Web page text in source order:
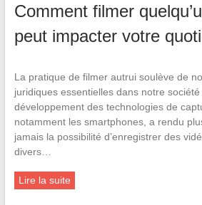
Comment filmer
peut impacter votre
La pratique de filmer autrui soulève de
juridiques essentielles dans notre
développement des technologies de
notamment les smartphones, a rendu
jamais la possibilité d’enregistrer des
divers…
Lire la suite